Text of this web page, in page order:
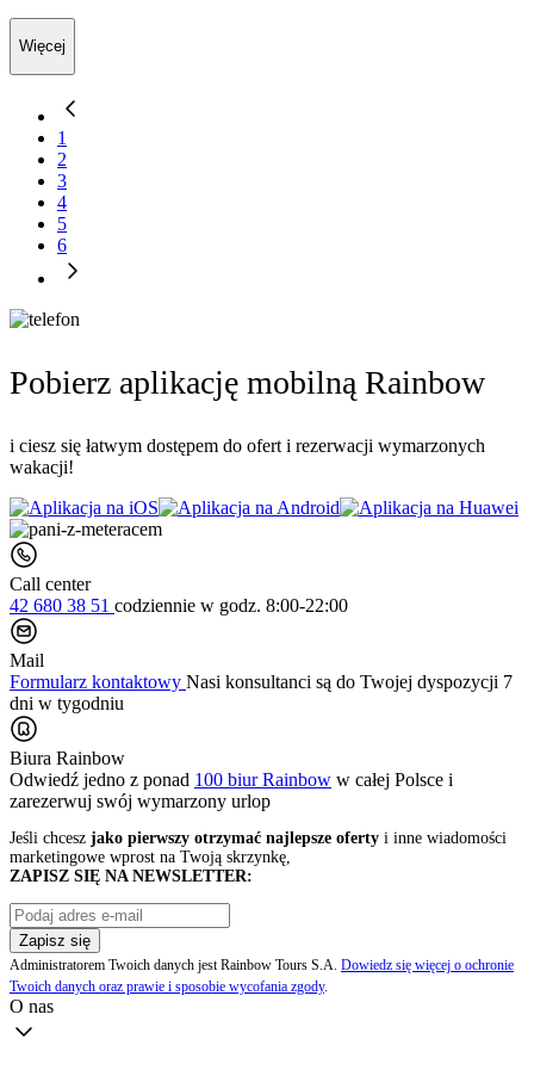
Więcej
1
2
3
4
5
6
Pobierz aplikację mobilną Rainbow
i ciesz się łatwym dostępem do ofert i rezerwacji wymarzonych
wakacji!
Call center
42 680 38 51 codziennie w godz. 8:00-22:00
Mail
Formularz kontaktowy Nasi konsultanci są do Twojej dyspozycji 7
dni w tygodniu
Biura Rainbow
Odwiedź jedno z ponad 100 biur Rainbow w całej Polsce i
zarezerwuj swój wymarzony urlop
Jeśli chcesz jako pierwszy otrzymać najlepsze oferty i inne wiadomości
marketingowe wprost na Twoją skrzynkę,
ZAPISZ SIĘ NA NEWSLETTER:
Zapisz się
Administratorem Twoich danych jest Rainbow Tours S.A. Dowiedz się więcej o ochronie
Twoich danych oraz prawie i sposobie wycofania zgody.
O nas